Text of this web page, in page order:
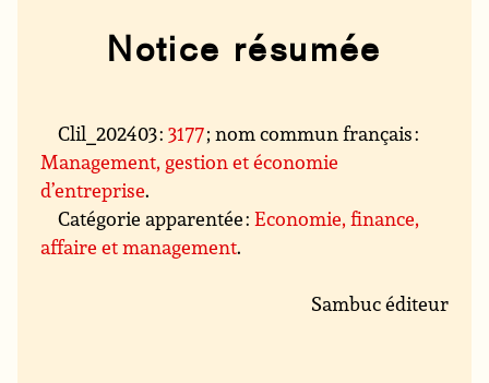
Notice résumée
Clil_202403 :3177; nom commun français :
Management, gestion et économie
d’entreprise.
Catégorie apparentée :Economie, finance,
affaire et management.
Sambuc éditeur